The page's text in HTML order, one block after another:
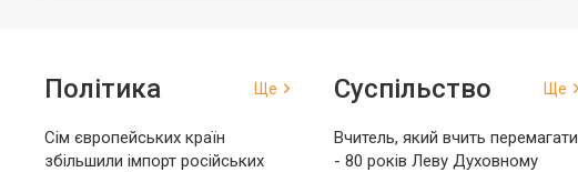
Політика Ще
Сім європейських країн
збільшили імпорт російських
Суспільство Ще
Вчитель, який вчить перемагати
- 80 років Леву Духовному